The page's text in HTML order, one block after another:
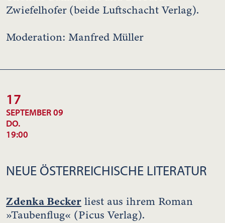
Zwiefelhofer (beide Luftschacht Verlag).
Moderation: Manfred Müller
17
SEPTEMBER 09
DO.
19:00
NEUE ÖSTERREICHISCHE LITERATUR
Zdenka Becker liest aus ihrem Roman
»Taubenflug« (Picus Verlag).